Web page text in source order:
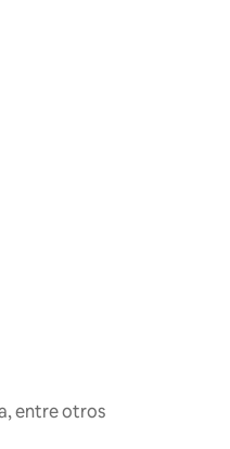
entre otros